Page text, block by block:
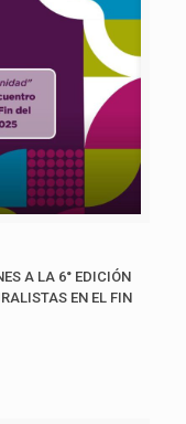
A LA 6° EDICIÓN
EN EL FIN